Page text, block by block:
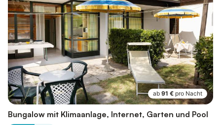
ab 91 € pro Nacht
Bungalow mit Klimaanlage, Internet, Garten und Pool